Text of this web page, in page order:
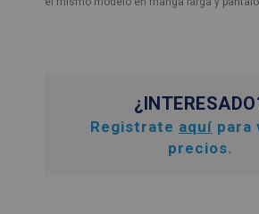
Registrate aquí para
precios.